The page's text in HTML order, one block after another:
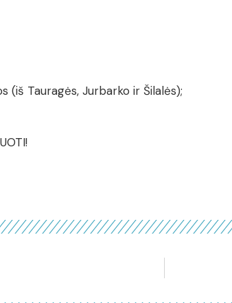
Tauragės, Jurbarko ir Šilalės);